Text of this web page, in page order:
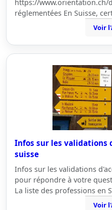
https://
réglementées En Suisse,
Voir
Infos sur les validations
suisse
Infos sur les validations
pour répondre à votre
La liste des professions en
Voir